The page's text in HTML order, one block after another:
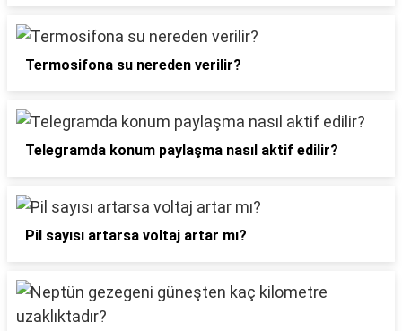
Termosifona su nereden verilir?
Telegramda konum paylaşma nasıl aktif edilir?
Pil sayısı artarsa voltaj artar mı?